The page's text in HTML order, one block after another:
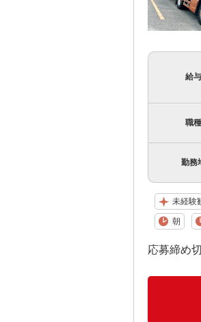
給与
職種
勤務
未経験
朝
応募締め